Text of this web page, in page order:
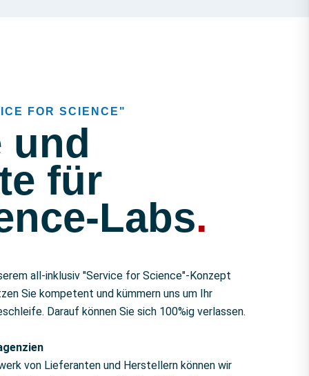
FOR SCIENCE"
und
für
Labs.
all-inklusiv "Service for Science"-Konzept
Sie kompetent und kümmern uns um Ihr
Darauf können Sie sich 100%ig verlassen.
von Lieferanten und Herstellern können wir